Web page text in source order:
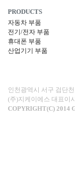
PRODUCTS
자동차 부품
전기/전자 부품
휴대폰 부품
산업기기 부품
인천광역시 서구 검단
(주)지케이에스 대표이
COPYRIGHT(C) 2014